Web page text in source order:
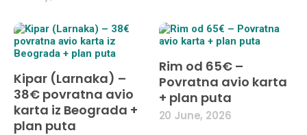
Kipar (Larnaka) –
38€ povratna avio
karta iz Beograda +
plan puta
Rim od 65€ –
Povratna avio karta
+ plan puta
20 June, 2026